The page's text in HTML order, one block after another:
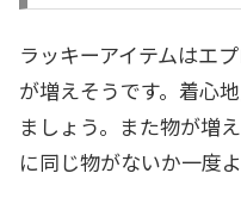
ラッキーアイテムはエ
が増えそうです。着心
ましょう。また物が増
に同じ物がないか一度